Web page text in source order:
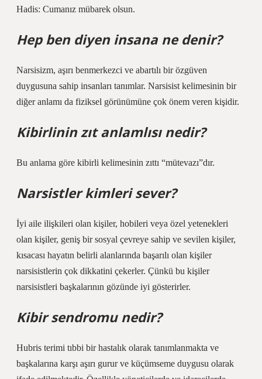
Hadis: Cumanız mübarek olsun.
Hep ben diyen insana ne denir?
Narsisizm, aşırı benmerkezci ve abartılı bir özgüven
duygusuna sahip insanları tanımlar. Narsisist kelimesinin bir
diğer anlamı da fiziksel görünümüne çok önem veren kişidir.
Kibirlinin zıt anlamlısı nedir?
Bu anlama göre kibirli kelimesinin zıttı “mütevazı”dır.
Narsistler kimleri sever?
İyi aile ilişkileri olan kişiler, hobileri veya özel yetenekleri
olan kişiler, geniş bir sosyal çevreye sahip ve sevilen kişiler,
kısacası hayatın belirli alanlarında başarılı olan kişiler
narsisistlerin çok dikkatini çekerler. Çünkü bu kişiler
narsisistleri başkalarının gözünde iyi gösterirler.
Kibir sendromu nedir?
Hubris terimi tıbbi bir hastalık olarak tanımlanmakta ve
başkalarına karşı aşırı gurur ve küçümseme duygusu olarak